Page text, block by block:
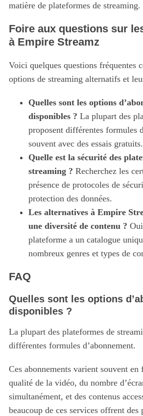
matière de plateformes de streaming.
Foire aux questions sur
à Empire Streamz
Voici quelques questions fréquentes
options de streaming alternatifs et
Quelles sont les options
disponibles? La plupart des
proposent différentes formules
souvent avec des essais gratuits.
Quelle est la sécurité des
streaming ? Recherchez les
présence de protocoles de
protection des données.
Les alternatives à Empire
une diversité de contenu ?
plateforme a un catalogue
nombreux genres et types de
FAQ
Quelles sont les options
disponibles ?
La plupart des plateformes de
différentes formules d’abonnement.
Ces abonnements varient souvent
qualité de la vidéo, du nombre
simultanément, et des contenus
beaucoup de ces services offrent des
e
r
c
f
r
: